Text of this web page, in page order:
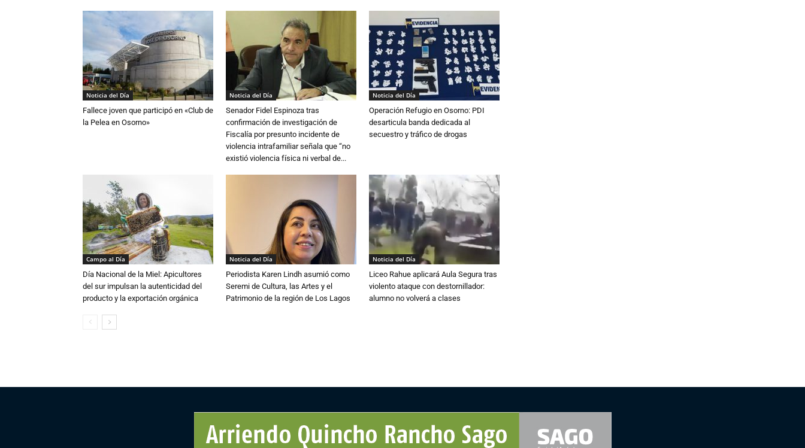
Noticia del Día
Fallece joven que participó en «Club de
la Pelea en Osorno»
Noticia del Día
Senador Fidel Espinoza tras
confirmación de investigación de
Fiscalía por presunto incidente de
violencia intrafamiliar señala que “no
existió violencia física ni verbal de...
Noticia del Día
Operación Refugio en Osorno: PDI
desarticula banda dedicada al
secuestro y tráfico de drogas
Campo al Día
Día Nacional de la Miel: Apicultores
del sur impulsan la autenticidad del
producto y la exportación orgánica
Noticia del Día
Periodista Karen Lindh asumió como
Seremi de Cultura, las Artes y el
Patrimonio de la región de Los Lagos
Noticia del Día
Liceo Rahue aplicará Aula Segura tras
violento ataque con destornillador:
alumno no volverá a clases